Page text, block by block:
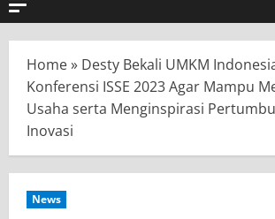
Home» Desty Bekali UMKM
Konferensi ISSE 2023 Agar Mampu
Usaha serta Menginspirasi
Inovasi
News